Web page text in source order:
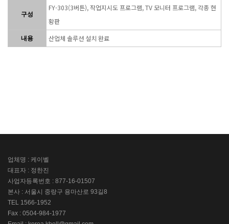
구성
FY-303(3버튼), 작업지시도 프로그램, TV 모니터 프로그램, 각종 현
황판
내용 산업체 솔루션 설치 완료
업체명 : 케이벨
대표자 : 정한진
사업자등록번호 : 877-16-01507
본사 : 서울시 중랑구 용마산로 93길8
TEL 1566-1952
Fax : 0504-984-1977